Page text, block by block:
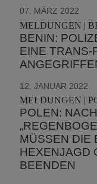
07. MÄRZ 2022
MELDUNGEN |
BENIN:
EINE TRANS-
12. JANUAR 2022
MELDUNGEN |
POLEN:
MÜSSEN DIE
HEXENJAGD
BEENDEN